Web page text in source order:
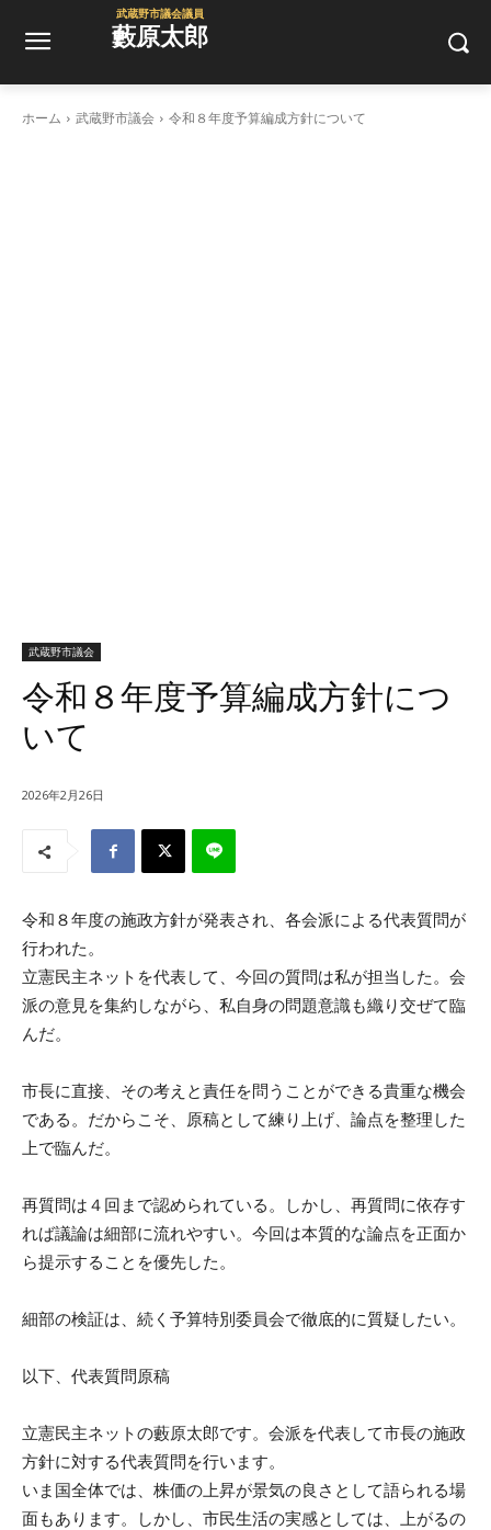
武蔵野市議会議員
藪原太郎
ホーム 武蔵野市議会 令和８年度予算編成方針について
武蔵野市議会
令和８年度予算編成方針につ
いて
2026年2月26日
令和８年度の施政方針が発表され、各会派による代表質問が
行われた。
立憲民主ネットを代表して、今回の質問は私が担当した。会
派の意見を集約しながら、私自身の問題意識も織り交ぜて臨
んだ。
市長に直接、その考えと責任を問うことができる貴重な機会
である。だからこそ、原稿として練り上げ、論点を整理した
上で臨んだ。
再質問は４回まで認められている。しかし、再質問に依存す
れば議論は細部に流れやすい。今回は本質的な論点を正面か
ら提示することを優先した。
細部の検証は、続く予算特別委員会で徹底的に質疑したい。
以下、代表質問原稿
立憲民主ネットの藪原太郎です。会派を代表して市長の施政
方針に対する代表質問を行います。
いま国全体では、株価の上昇が景気の良さとして語られる場
面もあります。しかし、市民生活の実感としては、上がるの